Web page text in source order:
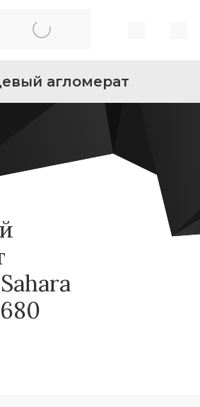
агломерат